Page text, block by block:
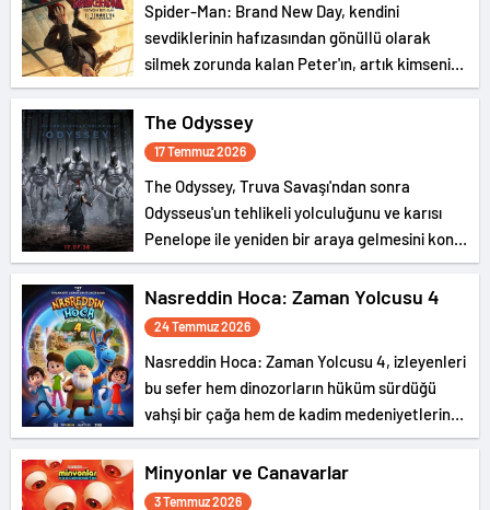
Spider-Man: Brand New Day, kendini
sevdiklerinin hafızasından gönüllü olarak
silmek zorunda kalan Peter'ın, artık kimsenin
gerçek kimliğini bilmediği New York
sokaklarında tek başına suçla savaşırken,
yaşamaya başladığı fiziksel değişimle
boğuşmasını anlatıyor.
The Odyssey
17 Temmuz 2026
The Odyssey, Truva Savaşı'ndan sonra
Odysseus'un tehlikeli yolculuğunu ve karısı
Penelope ile yeniden bir araya gelmesini konu
ediyor.
Nasreddin Hoca: Zaman Yolcusu 4
24 Temmuz 2026
Nasreddin Hoca: Zaman Yolcusu 4, izleyenleri
bu sefer hem dinozorların hüküm sürdüğü
vahşi bir çağa hem de kadim medeniyetlerin
gizemli dünyasına götürüyor.
Minyonlar ve Canavarlar
3 Temmuz 2026